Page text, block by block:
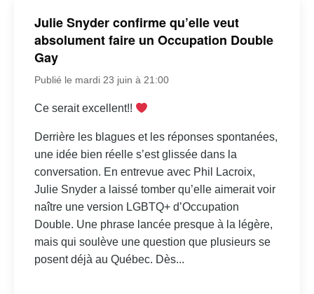
Julie Snyder confirme qu’elle veut
absolument faire un Occupation Double
Gay
Publié le mardi 23 juin à 21:00
Ce serait excellent!!
Derrière les blagues et les réponses spontanées,
une idée bien réelle s’est glissée dans la
conversation. En entrevue avec Phil Lacroix,
Julie Snyder a laissé tomber qu’elle aimerait voir
naître une version LGBTQ+ d’Occupation
Double. Une phrase lancée presque à la légère,
mais qui soulève une question que plusieurs se
posent déjà au Québec. Dès...